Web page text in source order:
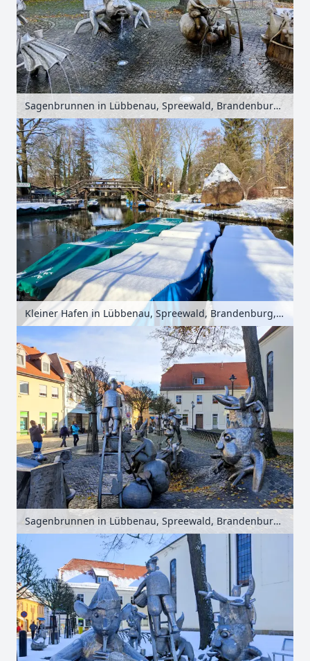
Sagenbrunnen in Lübbenau, Spreewald, Brandenburg, Deutschland
Kleiner Hafen in Lübbenau, Spreewald, Brandenburg, Deutschland
Sagenbrunnen in Lübbenau, Spreewald, Brandenburg, Deutschland